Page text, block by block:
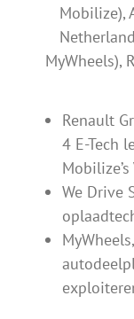
Mobilize),
MyWheels),
Renault
4 E-Tech
We Drive